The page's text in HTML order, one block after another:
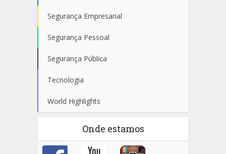
Segurança Empresarial
Segurança Pessoal
Segurança Pública
Tecnologia
World Highlights
Onde estamos